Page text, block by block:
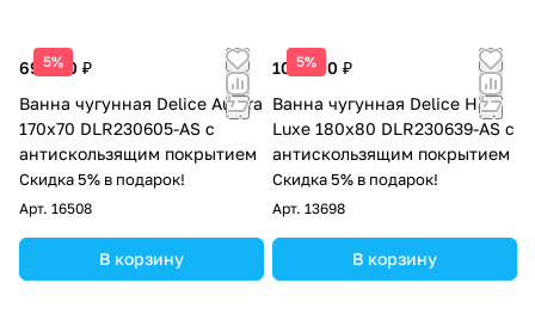
5%
69 000 ₽
Ванна чугунная Delice Aurora
170х70 DLR230605-AS с
антискользящим покрытием
Скидка 5% в подарок!
Арт. 16508
В корзину
5%
102 000 ₽
Ванна чугунная Delice Haiti
Luxe 180х80 DLR230639-AS с
антискользящим покрытием
Скидка 5% в подарок!
Арт. 13698
В корзину